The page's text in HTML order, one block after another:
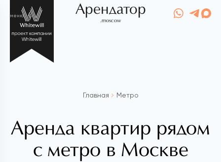
меню Арендатор
.moscow
Главная Метро
Аренда квартир рядом
с метро в Москве